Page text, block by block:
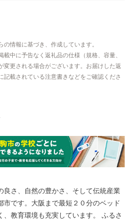
情報に基づき、作成しています。
中に予告なく返礼品の仕様（規格、容量、
変更される場合がございます。お届けした返
記載されている注意書きなどをご確認くださ
良さ、自然の豊かさ、そして伝統産業
市です。大阪まで最短２０分のベッド
、教育環境も充実しています。 ふるさ